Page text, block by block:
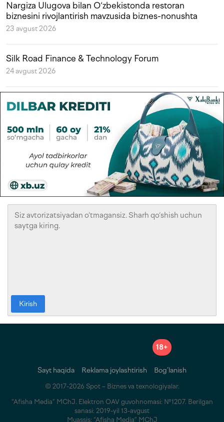
Nargiza Ulugova bilan O‘zbekistonda restoran
biznesini rivojlantirish mavzusida biznes-nonushta
23 avgust 2026
Silk Road Finance & Technology Forum
24 avgust 2026
Kirish
18+
Sayt haqida Reklama joylashtirish Bog‘lanish
© 2017-2026 Spot – Biznes va texnologiyalar.
“Afisha Media” MChJ. Elektron OAV guvohnomasi: №1207. Berilgan
sanasi: 2019-yil 13-avgust
Muassis: “Afisha Media” MChJ